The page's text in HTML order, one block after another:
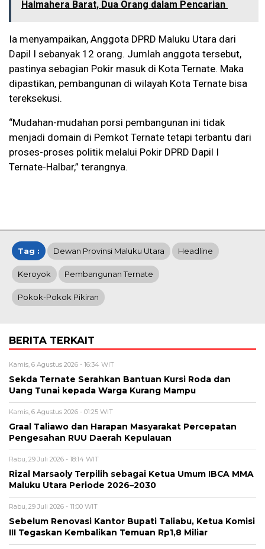
Halmahera Barat, Dua Orang dalam Pencarian
Ia menyampaikan, Anggota DPRD Maluku Utara dari
Dapil I sebanyak 12 orang. Jumlah anggota tersebut,
pastinya sebagian Pokir masuk di Kota Ternate. Maka
dipastikan, pembangunan di wilayah Kota Ternate bisa
tereksekusi.
“Mudahan-mudahan porsi pembangunan ini tidak
menjadi domain di Pemkot Ternate tetapi terbantu dari
proses-proses politik melalui Pokir DPRD Dapil I
Ternate-Halbar,” terangnya.
Tag : Dewan Provinsi Maluku Utara Headline
Keroyok Pembangunan Ternate
Pokok-Pokok Pikiran
BERITA TERKAIT
Kamis, 6 Agustus 2026 - 16:34 WIT
Sekda Ternate Serahkan Bantuan Kursi Roda dan
Uang Tunai kepada Warga Kurang Mampu
Kamis, 6 Agustus 2026 - 01:25 WIT
Graal Taliawo dan Harapan Masyarakat Percepatan
Pengesahan RUU Daerah Kepulauan
Rabu, 29 Juli 2026 - 18:14 WIT
Rizal Marsaoly Terpilih sebagai Ketua Umum IBCA MMA
Maluku Utara Periode 2026–2030
Rabu, 29 Juli 2026 - 11:00 WIT
Sebelum Renovasi Kantor Bupati Taliabu, Ketua Komisi
III Tegaskan Kembalikan Temuan Rp1,8 Miliar